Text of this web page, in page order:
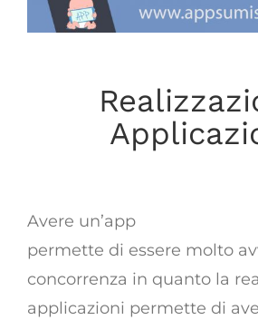
Avere un’app
permette di essere molto
concorrenza in quanto la
applicazioni permette di